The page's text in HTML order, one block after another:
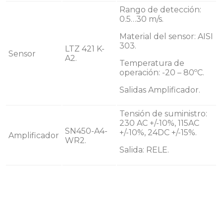
Sensor
LTZ 421 K-
A2.
Rango de detección:
0.5…30 m/s.
Material del sensor: AISI
303.
Temperatura de
operación: -20 – 80ºC.
Salidas Amplificador.
Amplificador
SN450-A4-
WR2.
Tensión de suministro:
230 AC +/-10%, 115AC
+/-10%, 24DC +/-15%.
Salida: RELE.